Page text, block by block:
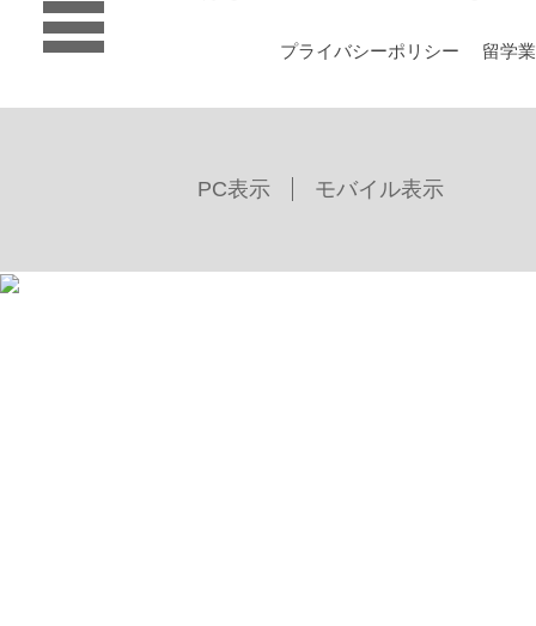
プライバシーポリシー 留学
PC表示 モバイル表示